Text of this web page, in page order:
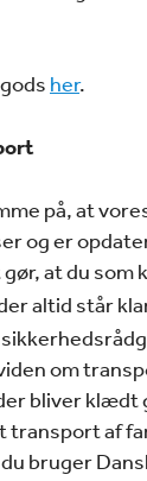
her.
på, at
og er
at du som
altid står
om
bliver klædt
transport af
bruger